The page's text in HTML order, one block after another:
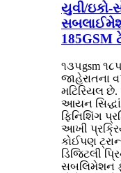
યુવી/ઇકો-
185GSM
૧૩૫gsm
જાહેરાતના
મટિરિયલ
આયન
ફિનિશિંગ
આખી
કોઈપણ
ડિજિટલી
સબલિમેશન